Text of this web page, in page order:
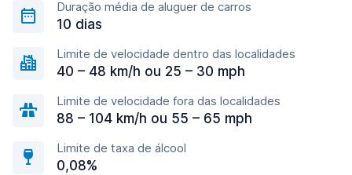
Duração média de aluguer de carros
10 dias
Limite de velocidade dentro das localidades
40 – 48 km/h ou 25 – 30 mph
Limite de velocidade fora das localidades
88 – 104 km/h ou 55 – 65 mph
Limite de taxa de álcool
0,08%